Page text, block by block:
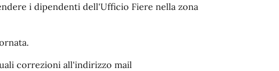
i dipendenti dell'Ufficio Fiere nella zona
correzioni all'indirizzo mail